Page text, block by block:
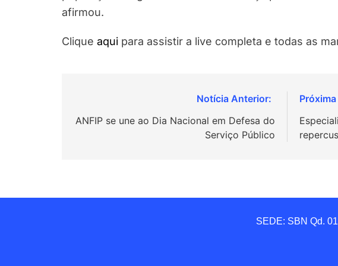
afirmou.
Clique aqui para assistir a live completa e todas as
de
ANFIP se une ao Dia Nacional em Defesa do
Serviço Público
SEDE: SBN Qd.